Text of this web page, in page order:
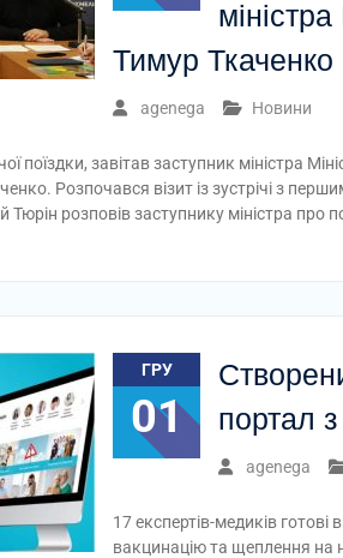
Тимур Ткаченко
agenega Новини
завітав заступник міністра
Розпочався візит із зустрічі з
Тюрін розповів заступнику міністра про
ГРУ
01
портал з
agenega
17 експертів-медиків готові
вакцинацію та щеплення на